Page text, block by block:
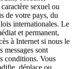
sexuel ou
de votre pays, du
internationales. Le
et permanent,
à Internet si nous le
messages sont
conditions. Vous